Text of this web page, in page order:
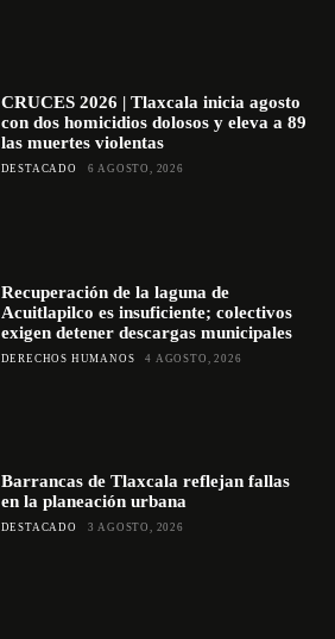
CRUCES 2026 | Tlaxcala inicia agosto
con dos homicidios dolosos y eleva a 89
las muertes violentas
DESTACADO 6 AGOSTO, 2026
Recuperación de la laguna de
Acuitlapilco es insuficiente; colectivos
exigen detener descargas municipales
DERECHOS HUMANOS 4 AGOSTO, 2026
Barrancas de Tlaxcala reflejan fallas
en la planeación urbana
DESTACADO 3 AGOSTO, 2026